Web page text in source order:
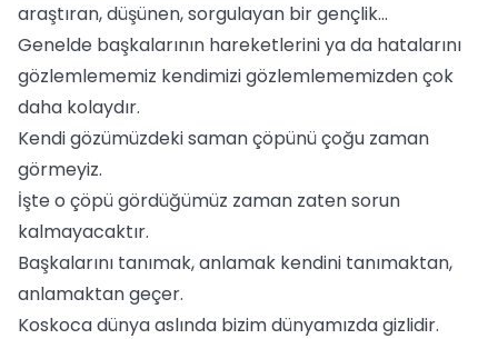
araştıran, düşünen, sorgulayan bir gençlik...
Genelde başkalarının hareketlerini ya da hatalarını
gözlemlememiz kendimizi gözlemlememizden çok
daha kolaydır.
Kendi gözümüzdeki saman çöpünü çoğu zaman
görmeyiz.
İşte o çöpü gördüğümüz zaman zaten sorun
kalmayacaktır.
Başkalarını tanımak, anlamak kendini tanımaktan,
anlamaktan geçer.
Koskoca dünya aslında bizim dünyamızda gizlidir.